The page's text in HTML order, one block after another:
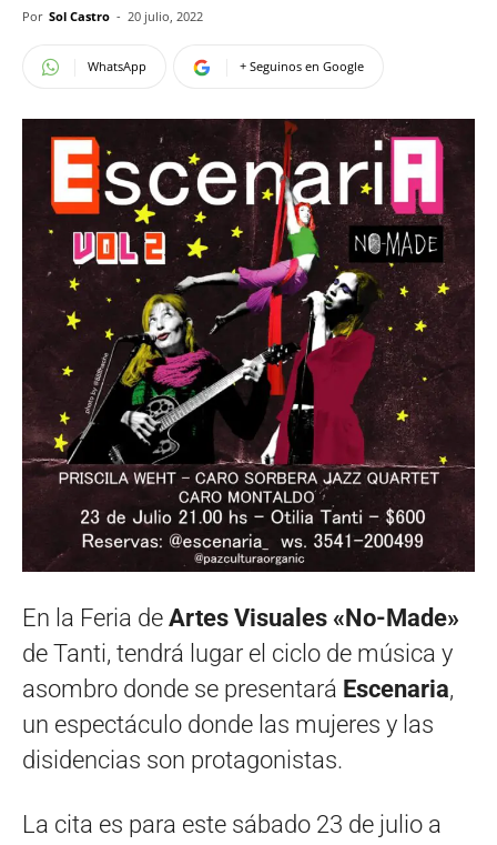
Por Sol Castro - 20 julio, 2022
WhatsApp + Seguinos en Google
En la Feria de Artes Visuales «No-Made»
de Tanti, tendrá lugar el ciclo de música y
asombro donde se presentará Escenaria,
un espectáculo donde las mujeres y las
disidencias son protagonistas.
La cita es para este sábado 23 de julio a